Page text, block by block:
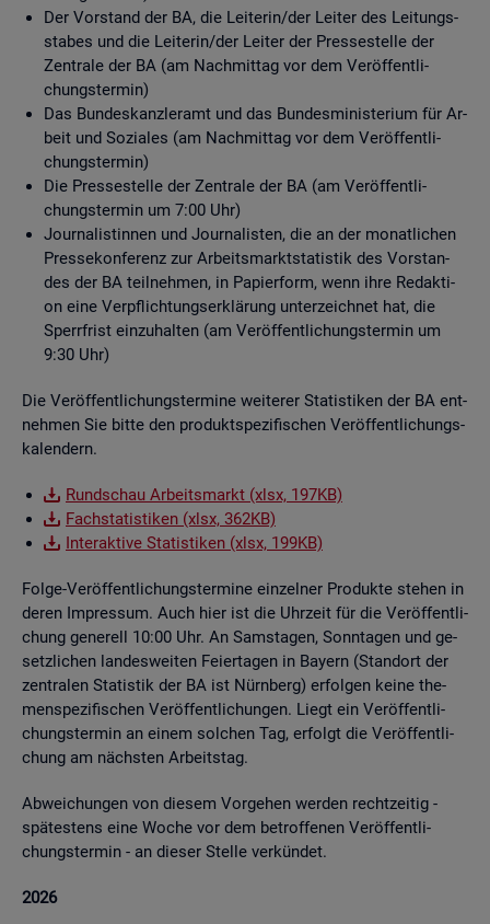
Der Vor­stand der BA, die Lei­te­rin/der Lei­ter des Lei­tungs­
sta­bes und die Lei­te­rin/der Lei­ter der Pres­se­stel­le der
Zen­tra­le der BA (am Nach­mit­tag vor dem Ver­öf­fent­li­
chungs­ter­min)
Das Bun­des­kanz­ler­amt und das Bun­des­mi­nis­te­ri­um für Ar­
beit und So­zia­les (am Nach­mit­tag vor dem Ver­öf­fent­li­
chungs­ter­min)
Die Pres­se­stel­le der Zen­tra­le der BA (am Ver­öf­fent­li­
chungs­ter­min um 7:00 Uhr)
Jour­na­lis­tin­nen und Jour­na­lis­ten, die an der mo­nat­li­chen
Pres­se­kon­fe­renz zur Ar­beits­markt­sta­tis­tik des Vor­stan­
des der BA teil­neh­men, in Pa­pier­form, wenn ihre Re­dak­ti­
on eine Ver­pflich­tungs­er­klä­rung un­ter­zeich­net hat, die
Sperr­frist ein­zu­hal­ten (am Ver­öf­fent­li­chungs­ter­min um
9:30 Uhr)
Die Ver­öf­fent­li­chungs­ter­mi­ne wei­te­rer Sta­tis­ti­ken der BA ent­
neh­men Sie bitte den pro­dukt­spe­zi­fi­schen Ver­öf­fent­li­chungs­
ka­len­dern.
Rund­schau Ar­beits­markt (xlsx, 197KB)
Fach­sta­tis­ti­ken (xlsx, 362KB)
In­ter­ak­ti­ve Sta­tis­ti­ken (xlsx, 199KB)
Folge-Ver­öf­fent­li­chungs­ter­mi­ne ein­zel­ner Pro­duk­te ste­hen in
deren Im­pres­sum. Auch hier ist die Uhr­zeit für die Ver­öf­fent­li­
chung ge­ne­rell 10:00 Uhr. An Sams­ta­gen, Sonn­ta­gen und ge­
setz­li­chen lan­des­wei­ten Fei­er­ta­gen in Bay­ern (Stand­ort der
zen­tra­len Sta­tis­tik der BA ist Nürn­berg) er­fol­gen keine the­
men­spe­zi­fi­schen Ver­öf­fent­li­chun­gen. Liegt ein Ver­öf­fent­li­
chungs­ter­min an einem sol­chen Tag, er­folgt die Ver­öf­fent­li­
chung am nächs­ten Ar­beits­tag.
Ab­wei­chun­gen von die­sem Vor­ge­hen wer­den recht­zei­tig -
spä­tes­tens eine Woche vor dem be­trof­fe­nen Ver­öf­fent­li­
chungs­ter­min - an die­ser Stel­le ver­kün­det.
2026